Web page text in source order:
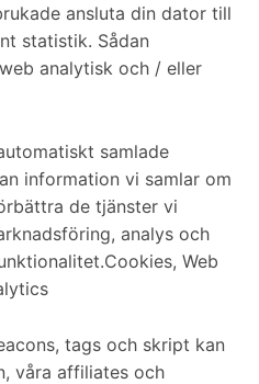
ansluta din dator till
statistik. Sådan
analytisk och / eller
samlade
information vi samlar om
de tjänster vi
analys och
Web
tags och skript kan
våra affiliates och